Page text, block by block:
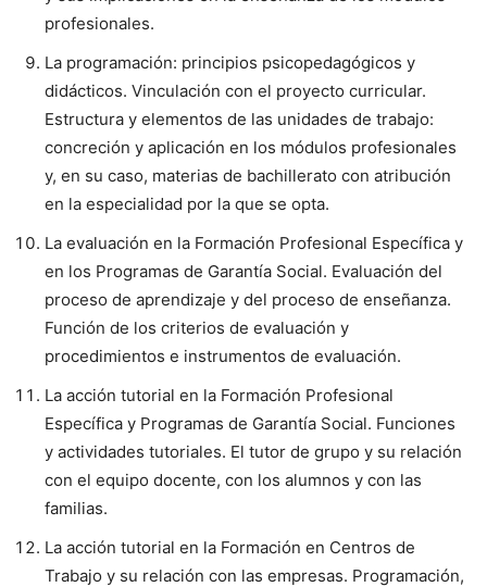
profesionales.
La programación: principios psicopedagógicos y
didácticos. Vinculación con el proyecto curricular.
Estructura y elementos de las unidades de trabajo:
concreción y aplicación en los módulos profesionales
y, en su caso, materias de bachillerato con atribución
en la especialidad por la que se opta.
La evaluación en la Formación Profesional Específica y
en los Programas de Garantía Social. Evaluación del
proceso de aprendizaje y del proceso de enseñanza.
Función de los criterios de evaluación y
procedimientos e instrumentos de evaluación.
La acción tutorial en la Formación Profesional
Específica y Programas de Garantía Social. Funciones
y actividades tutoriales. El tutor de grupo y su relación
con el equipo docente, con los alumnos y con las
familias.
La acción tutorial en la Formación en Centros de
Trabajo y su relación con las empresas. Programación,